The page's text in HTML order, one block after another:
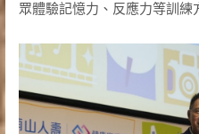
眾體驗記憶力、反應力等訓練